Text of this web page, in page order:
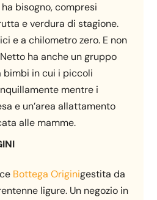
bisogno, compresi
e verdura di stagione.
e a chilometro zero. E non
ha anche un gruppo
bimbi in cui i piccoli
mentre i
e un’area allattamento
alle mamme.
Bottega Originigestita da
ligure. Un negozio in